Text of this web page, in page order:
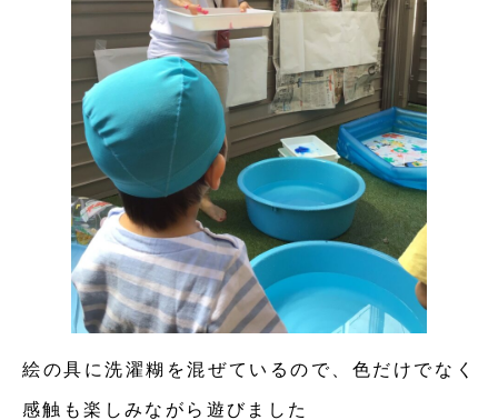
絵の具に洗濯糊を混ぜているので、色だけでなく
感触も楽しみながら遊びました